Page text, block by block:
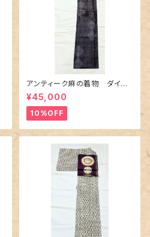
アンティーク麻の着物 ダイヤ
に市松柄の上布
¥45,000
10%OFF